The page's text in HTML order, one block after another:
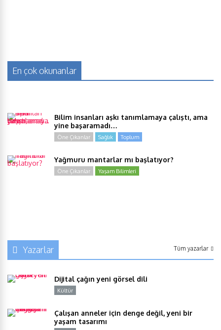
En çok okunanlar
Bilim insanları aşkı tanımlamaya çalıştı, ama
yine başaramadı…
Öne Çıkanlar Sağlık Toplum
Yağmuru mantarlar mı başlatıyor?
Öne Çıkanlar Yaşam Bilimleri
Yazarlar Tüm yazarlar
Dijital çağın yeni görsel dili
Kültür
Çalışan anneler için denge değil, yeni bir
yaşam tasarımı